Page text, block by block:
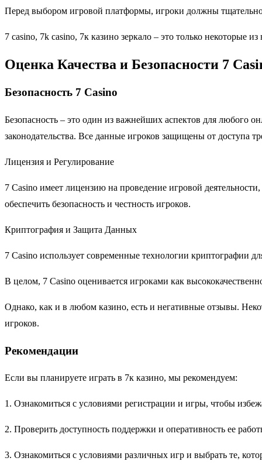
Перед выбором игровой платформы, игроки должны
7 casino, 7k casino, 7к казино зеркало – это только некоторые
Оценка Качества и Безопасности 7
Безопасность 7 Casino
Безопасность – это один из важнейших аспектов для любого
законодательства. Все данные игроков защищены от доступа
Лицензия и Регулирование
7 Casino имеет лицензию на проведение игровой
обеспечить безопасность и честность игроков.
Криптография и Защита Данных
7 Casino использует современные технологии криптографии
В целом, 7 Casino оценивается игроками как
Однако, как и в любом казино, есть и негативные отзывы.
игроков.
Рекомендации
Если вы планируете играть в 7к казино, мы рекомендуем:
1. Ознакомиться с условиями регистрации и игры, чтобы
2. Проверить доступность поддержки и оперативность ее
3. Ознакомиться с условиями различных игр и выбрать те,